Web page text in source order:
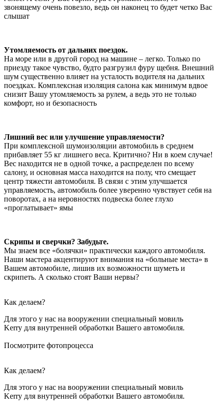
звонящему очень повезло, ведь он наконец то будет четко Вас
слышат
Утомляемость от дальних поездок.
На море или в другой город на машине – легко. Только по
приезду такое чувство, будто разгрузил фуру щебня. Внешний
шум существенно влияет на усталость водителя на дальних
поездках. Комплексная изоляция салона как минимум вдвое
снизит Вашу утомляемость за рулем, а ведь это не только
комфорт, но и безопасность
Лишний вес или улучшение управляемости?
При комплексной шумоизоляции автомобиль в среднем
прибавляет 55 кг лишнего веса. Критично? Ни в коем случае!
Вес находится не в одной точке, а распределен по всему
салону, и основная масса находится на полу, что смещает
центр тяжести автомобиля. В связи с этим улучшается
управляемость, автомобиль более уверенно чувствует себя на
поворотах, а на неровностях подвеска более глухо
«проглатывает» ямы
Скрипы и сверчки? Забудьте.
Мы знаем все «болячки» практически каждого автомобиля.
Наши мастера акцентируют внимания на «больные места» в
Вашем автомобиле, лишив их возможности шуметь и
скрипеть. А сколько стоят Ваши нервы?
Как делаем?
Для этого у нас на вооружении специальный мовиль
Kerry для внутренней обработки Вашего автомобиля.
Посмотрите фотопроцесса
Как делаем?
Для этого у нас на вооружении специальный мовиль
Kerry для внутренней обработки Вашего автомобиля.